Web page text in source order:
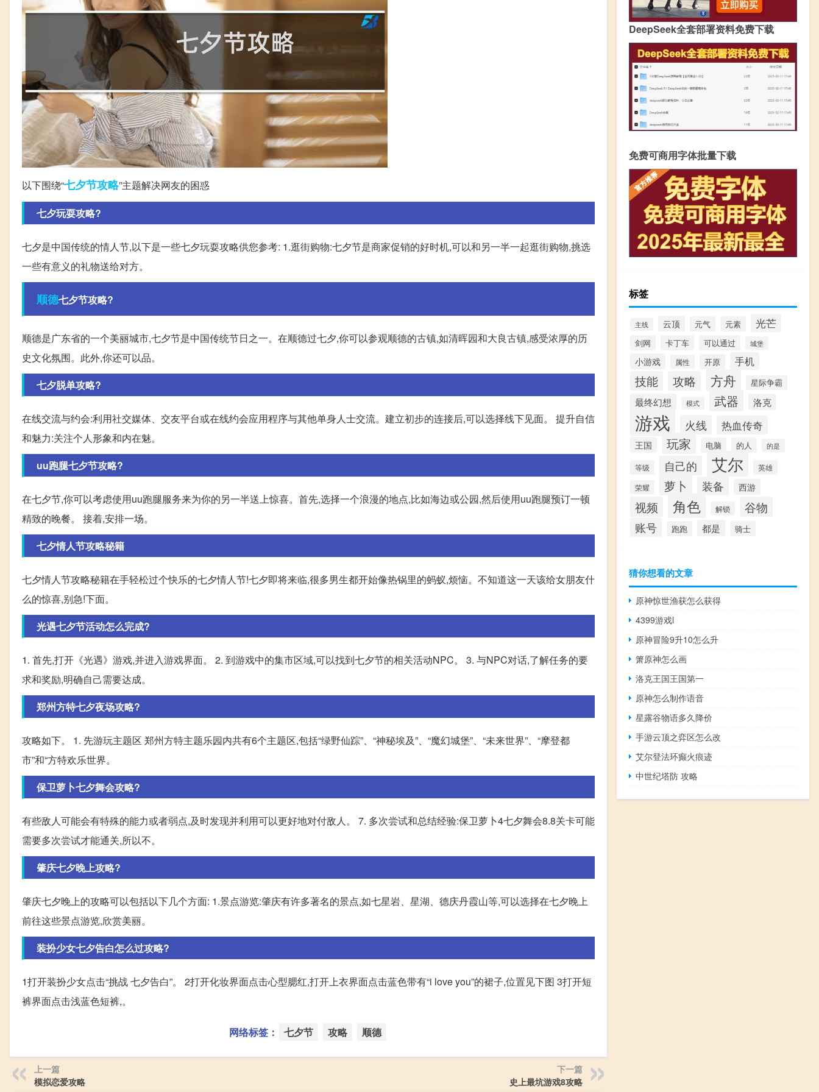
以下围绕“七夕节攻略”主题解决网友的困惑
七夕玩耍攻略?
七夕是中国传统的情人节,以下是一些七夕玩耍攻略供您参考: 1.逛街购物:七夕节是商家促销的好时机,可以和另一半一起逛街购物,挑选
一些有意义的礼物送给对方。
顺德七夕节攻略?
顺德是广东省的一个美丽城市,七夕节是中国传统节日之一。在顺德过七夕,你可以参观顺德的古镇,如清晖园和大良古镇,感受浓厚的历
史文化氛围。此外,你还可以品。
七夕脱单攻略?
在线交流与约会:利用社交媒体、交友平台或在线约会应用程序与其他单身人士交流。建立初步的连接后,可以选择线下见面。 提升自信
和魅力:关注个人形象和内在魅。
uu跑腿七夕节攻略?
在七夕节,你可以考虑使用uu跑腿服务来为你的另一半送上惊喜。首先,选择一个浪漫的地点,比如海边或公园,然后使用uu跑腿预订一顿
精致的晚餐。 接着,安排一场。
七夕情人节攻略秘籍
七夕情人节攻略秘籍在手轻松过个快乐的七夕情人节!七夕即将来临,很多男生都开始像热锅里的蚂蚁,烦恼。不知道这一天该给女朋友什
么的惊喜,别急!下面。
光遇七夕节活动怎么完成?
1. 首先,打开《光遇》游戏,并进入游戏界面。 2. 到游戏中的集市区域,可以找到七夕节的相关活动NPC。 3. 与NPC对话,了解任务的要
求和奖励,明确自己需要达成。
郑州方特七夕夜场攻略?
攻略如下。 1. 先游玩主题区 郑州方特主题乐园内共有6个主题区,包括“绿野仙踪”、“神秘埃及”、“魔幻城堡”、“未来世界”、“摩登都
市”和“方特欢乐世界。
保卫萝卜七夕舞会攻略?
有些敌人可能会有特殊的能力或者弱点,及时发现并利用可以更好地对付敌人。 7. 多次尝试和总结经验:保卫萝卜4七夕舞会8.8关卡可能
需要多次尝试才能通关,所以不。
肇庆七夕晚上攻略?
肇庆七夕晚上的攻略可以包括以下几个方面: 1.景点游览:肇庆有许多著名的景点,如七星岩、星湖、德庆丹霞山等,可以选择在七夕晚上
前往这些景点游览,欣赏美丽。
装扮少女七夕告白怎么过攻略?
1打开装扮少女点击“挑战 七夕告白”。 2打开化妆界面点击心型腮红,打开上衣界面点击蓝色带有“i love you”的裙子,位置见下图 3打开短
裤界面点击浅蓝色短裤,。
网络标签： 七夕节 攻略 顺德
上一篇
模拟恋爱攻略
下一篇
史上最坑游戏8攻略
DeepSeek全套部署资料免费下载
免费可商用字体批量下载
标签
主线 云顶 元气 元素 光芒
剑网 卡丁车 可以通过 城堡
小游戏 属性 开原 手机
技能 攻略 方舟 星际争霸
最终幻想 模式 武器 洛克
游戏 火线 热血传奇
王国 玩家 电脑 的人 的是
等级 自己的 艾尔 英雄
荣耀 萝卜 装备 西游
视频 角色 解锁 谷物
账号 跑跑 都是 骑士
猜你想看的文章
原神惊世渔获怎么获得
4399游戏l
原神冒险9升10怎么升
箫原神怎么画
洛克王国王国第一
原神怎么制作语音
星露谷物语多久降价
手游云顶之弈区怎么改
艾尔登法环癫火痕迹
中世纪塔防 攻略